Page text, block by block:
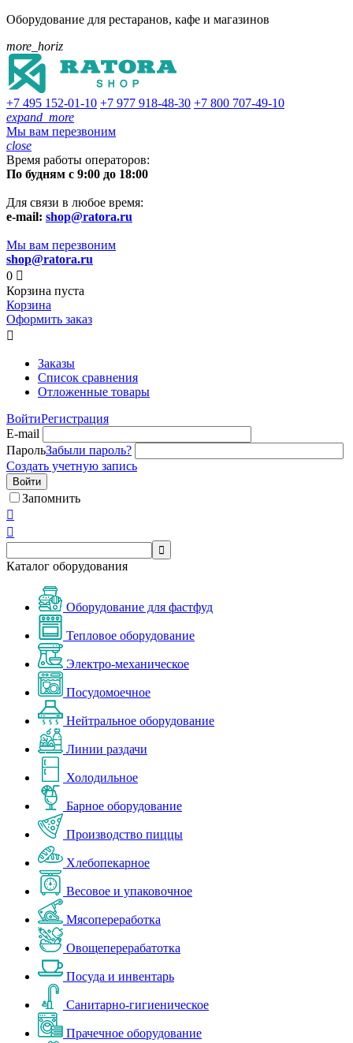
Оборудование для рестаранов, кафе и магазинов
more_horiz
+7 495 152-01-10 +7 977 918-48-30 +7 800 707-49-10
expand_more
Мы вам перезвоним
close
Время работы операторов:
По будням с 9:00 до 18:00
Для связи в любое время:
e-mail: shop@ratora.ru
Мы вам перезвоним
shop@ratora.ru
0 
Корзина пуста
Корзина
Оформить заказ

Заказы
Список сравнения
Отложенные товары
ВойтиРегистрация
E-mail
ПарольЗабыли пароль?
Создать учетную запись
Войти
Запомнить



Каталог оборудования
Оборудование для фастфуд
Тепловое оборудование
Электро-механическое
Посудомоечное
Нейтральное оборудование
Линии раздачи
Холодильное
Барное оборудование
Производство пиццы
Хлебопекарное
Весовое и упаковочное
Мясопереработка
Овощеперерабатотка
Посуда и инвентарь
Санитарно-гигиеническое
Прачечное оборудование